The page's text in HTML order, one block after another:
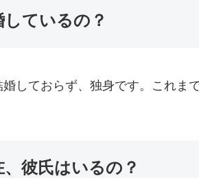
ているの？
しておらず、独身です。これま
彼氏はいるの？